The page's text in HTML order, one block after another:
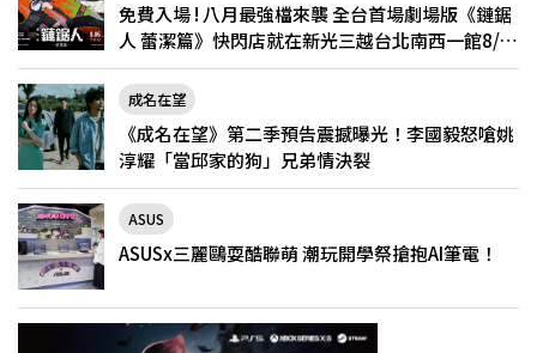
免費入場 ! 八月最強檔來襲 全台首場劇場版《鏈鋸
人 蕾潔篇》快閃店就在新光三越台北南西一館8/6
限定登場
成名在望
《成名在望》第二季預告震撼曝光！李國毅怒嗆姚
淳耀「當邱家的狗」兄弟情決裂
ASUS
ASUSx三麗鷗耍酷聯萌 潮玩開學祭搶抱AI筆電！